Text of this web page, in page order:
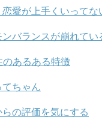
恋愛が上手くいってな
ンバランスが崩れてい
あるある特徴
ちゃん
らの評価を気にする